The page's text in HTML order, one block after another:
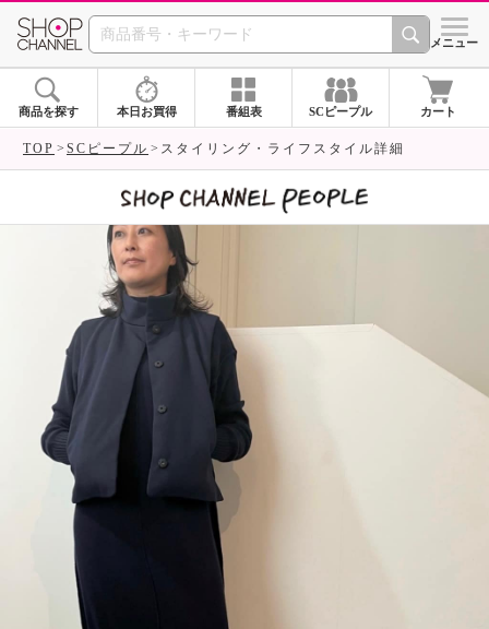
SHOP CHANNEL シメニュー
商品を探す 本日お買得 番組表 SCピープル カート
TOP SCピープル スタイリング・ライフスタイル詳細